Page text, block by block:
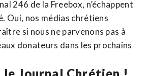
246 de la Freebox, n’échappent
Oui, nos médias chrétiens
si nous ne parvenons pas à
donateurs dans les prochains